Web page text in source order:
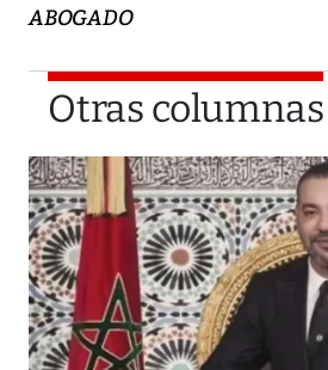
ABOGADO
Otras columnas